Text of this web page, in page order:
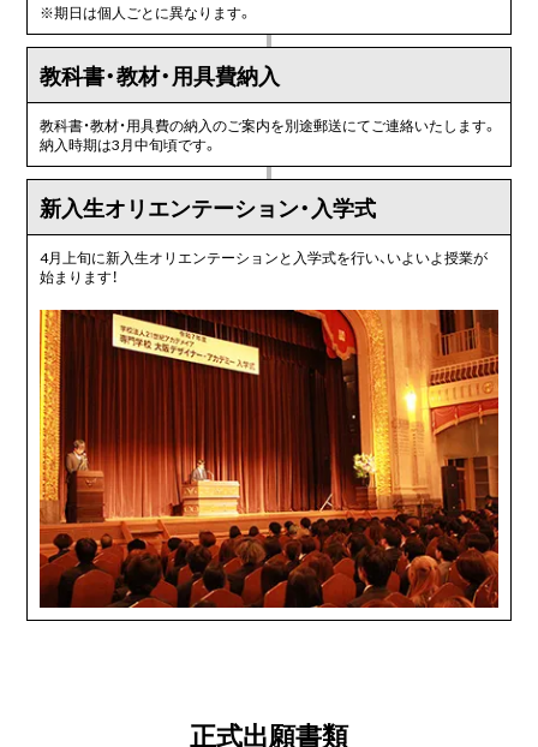
※期日は個人ごとに異なります。
教科書・教材・用具費納入
教科書・教材・用具費の納入のご案内を別途郵送にてご連絡いたします。
納入時期は3月中旬頃です。
新入生オリエンテーション・入学式
4月上旬に新入生オリエンテーションと入学式を行い、いよいよ授業が
始まります！
正式出願書類